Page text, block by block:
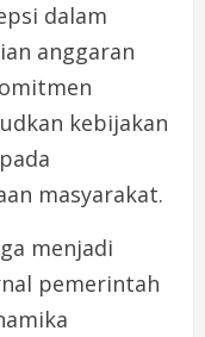
dalam
anggaran
kebijakan
masyarakat.
menjadi
pemerintah